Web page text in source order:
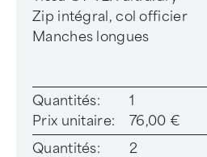
Zip intégral, col officier
Manches longues
Quantités:
1
Prix unitaire:
76,00 €
Quantités:
2